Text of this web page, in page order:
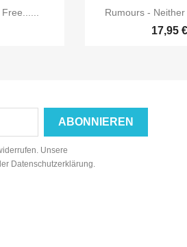

Rumours -
17,95 €
Unsere
Datenschutzerklärung.